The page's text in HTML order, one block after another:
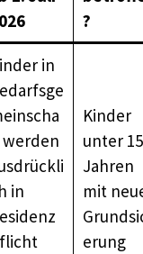
?
in
in
Kinder
unter 15
Jahren
mit
erung